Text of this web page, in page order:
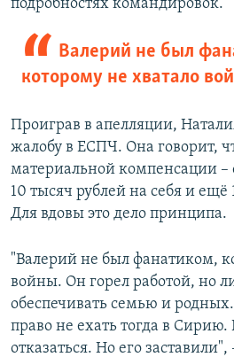
подробностях командировок.
Валерий не был
которому не хватало
Проиграв в апелляции,
жалобу в ЕСПЧ. Она говорит,
материальной компенсации –
10 тысяч рублей на себя и ещё
Для вдовы это дело принципа.
"Валерий не был фанатиком,
войны. Он горел работой, но
обеспечивать семью и
право не ехать тогда в Сирию.
отказаться. Но его